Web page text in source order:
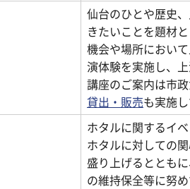
仙台のひとや歴史
きたいことを題材
機会や場所におい
演体験を実施し、
講座のご案内は市
貸出・販売も実施し
ホタルに関するイ
ホタルに対しての
盛り上げるととも
の維持保全等に努